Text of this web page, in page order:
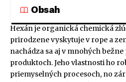
Obsah
Hexán je organická chemická
prirodzene vyskytuje v rope a
nachádza sa aj v mnohých
produktoch. Jeho vlastnosti ho
priemyselných procesoch, no